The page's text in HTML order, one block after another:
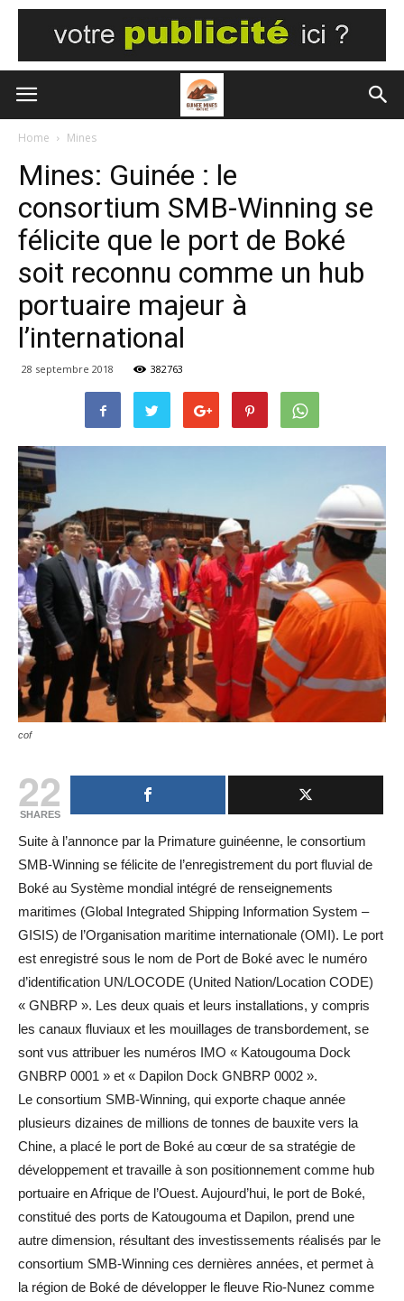
Home Mines
Mines: Guinée : le
consortium SMB-Winning se
félicite que le port de Boké
soit reconnu comme un hub
portuaire majeur à
l’international
28 septembre 2018 382763
cof
22
SHARES
Suite à l’annonce par la Primature guinéenne, le consortium
SMB-Winning se félicite de l’enregistrement du port fluvial de
Boké au Système mondial intégré de renseignements
maritimes (Global Integrated Shipping Information System –
GISIS) de l’Organisation maritime internationale (OMI). Le port
est enregistré sous le nom de Port de Boké avec le numéro
d’identification UN/LOCODE (United Nation/Location CODE)
« GNBRP ». Les deux quais et leurs installations, y compris
les canaux fluviaux et les mouillages de transbordement, se
sont vus attribuer les numéros IMO « Katougouma Dock
GNBRP 0001 » et « Dapilon Dock GNBRP 0002 ».
Le consortium SMB-Winning, qui exporte chaque année
plusieurs dizaines de millions de tonnes de bauxite vers la
Chine, a placé le port de Boké au cœur de sa stratégie de
développement et travaille à son positionnement comme hub
portuaire en Afrique de l’Ouest. Aujourd’hui, le port de Boké,
constitué des ports de Katougouma et Dapilon, prend une
autre dimension, résultant des investissements réalisés par le
consortium SMB-Winning ces dernières années, et permet à
la région de Boké de développer le fleuve Rio-Nunez comme